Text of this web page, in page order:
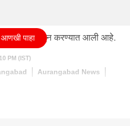
भाजपकडून करण्यात आली आहे.
PM (IST)
Aurangabad News
आणखी पाहा